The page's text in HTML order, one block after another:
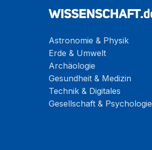
Astronomie & Physik
Erde & Umwelt
Archäologie
Gesundheit & Medizin
Technik & Digitales
Gesellschaft & Psychologie